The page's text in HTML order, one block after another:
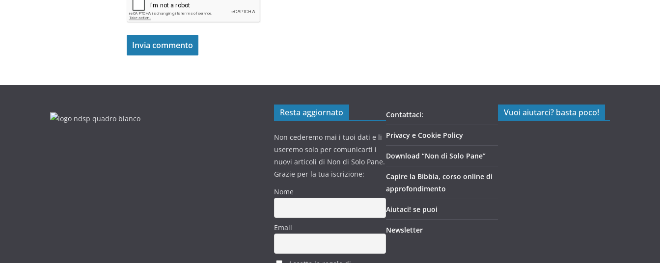
Resta aggiornato
Non cederemo mai i tuoi dati e li
useremo solo per comunicarti i
nuovi articoli di Non di Solo Pane.
Grazie per la tua iscrizione:
Nome
Email
Contattaci:
Privacy e Cookie Policy
Download “Non di Solo Pane”
Capire la Bibbia, corso online di
approfondimento
Aiutaci! se puoi
Newsletter
Vuoi aiutarci? basta poco!